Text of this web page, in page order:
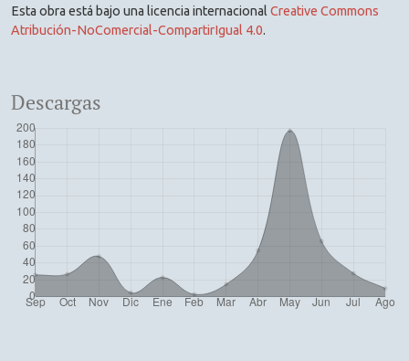
Esta obra está bajo una licencia internacional Creative Commons
Atribución-NoComercial-CompartirIgual 4.0.
Descargas